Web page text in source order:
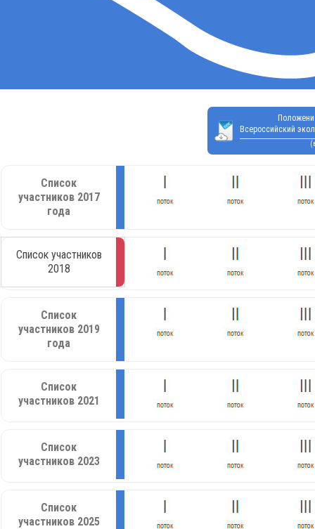
Всероссийский
Список
участников 2017
года
Список участников
2018
Список
участников 2019
года
Список
участников 2021
Список
участников 2023
Список
участников 2025